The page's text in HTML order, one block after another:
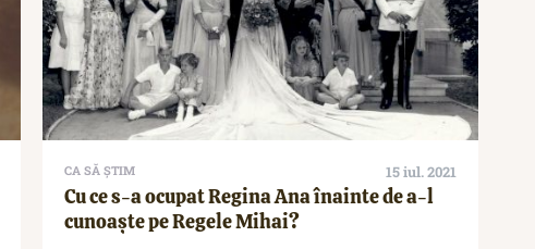
CA SĂ ȘTIM 15 iul. 2021
Cu ce s-a ocupat Regina Ana înainte de a-l
cunoaște pe Regele Mihai?